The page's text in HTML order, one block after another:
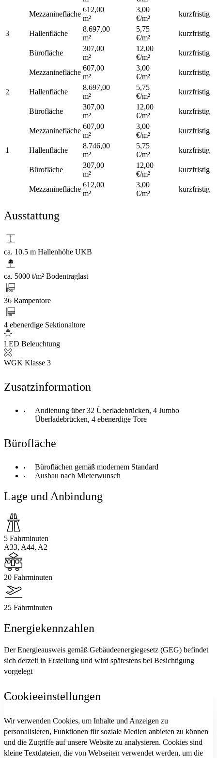
Mezzaninefläche
612,00
m²
3,00
€/m²
kurzfristig
3 Hallenfläche
8.697,00
m²
5,75
€/m²
kurzfristig
Bürofläche
307,00
m²
12,00
€/m²
kurzfristig
Mezzaninefläche
607,00
m²
3,00
€/m²
kurzfristig
2 Hallenfläche
8.697,00
m²
5,75
€/m²
kurzfristig
Bürofläche
307,00
m²
12,00
€/m²
kurzfristig
Mezzaninefläche
607,00
m²
3,00
€/m²
kurzfristig
1 Hallenfläche
8.746,00
m²
5,75
€/m²
kurzfristig
Bürofläche
307,00
m²
12,00
€/m²
kurzfristig
Mezzaninefläche
612,00
m²
3,00
€/m²
kurzfristig
Ausstattung
ca. 10.5 m Hallenhöhe UKB
ca. 5000 t/m² Bodentraglast
36 Rampentore
4 ebenerdige Sektionaltore
LED Beleuchtung
WGK Klasse 3
Zusatzinformation
Andienung über 32 Überladebrücken, 4 Jumbo
Überladebrücken, 4 ebenerdige Tore
Bürofläche
Büroflächen gemäß modernem Standard
Ausbau nach Mieterwunsch
Lage und Anbindung
5 Fahrminuten
A33, A44, A2
20 Fahrminuten
25 Fahrminuten
Energiekennzahlen
Der Energieausweis gemäß Gebäudeenergiegesetz (GEG) befindet
sich derzeit in Erstellung und wird spätestens bei Besichtigung
vorgelegt
Cookieeinstellungen
Wir verwenden Cookies, um Inhalte und Anzeigen zu
personalisieren, Funktionen für soziale Medien anbieten zu können
und die Zugriffe auf unsere Website zu analysieren. Cookies sind
kleine Textdateien, die von Webseiten verwendet werden, um die